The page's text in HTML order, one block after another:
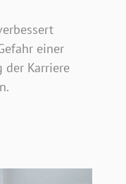
einer
der Karriere